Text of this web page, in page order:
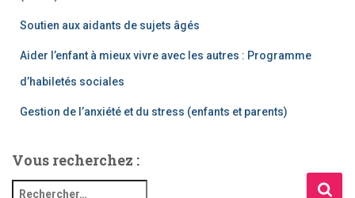
Soutien aux aidants de sujets âgés
Aider l’enfant à mieux vivre avec les autres : Programme
d’habiletés sociales
Gestion de l’anxiété et du stress (enfants et parents)
Vous recherchez :